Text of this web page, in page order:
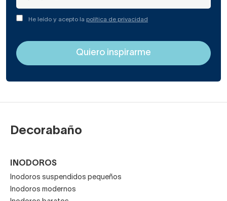
He leído y acepto la política de privacidad
Decorabaño
INODOROS
Inodoros suspendidos pequeños
Inodoros modernos